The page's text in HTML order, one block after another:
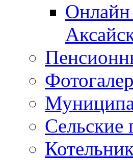
Онлайн
Сельские